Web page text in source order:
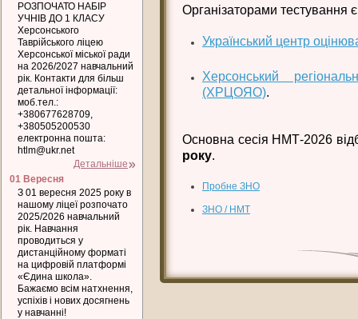
Організаторами тестування є
Український центр
Херсонський
(ХРЦОЯО).
Основна сесія НМТ-2026
року.
Пробне ЗНО
ЗНО / НМТ
РОЗПОЧАТО НАБІР
УЧНІВ ДО 1 КЛАСУ
Херсонського
Таврійського ліцею
Херсонської міської ради
на 2026/2027 навчальний
рік. Контакти для більш
детальної інформації:
моб.тел.:
+380677628709,
+380505200530
електронна пошта:
htlm@ukr.net
Детальніше
01 Вересня
З 01 вересня 2025 року в
нашому ліцеї розпочато
2025/2026 навчальний
рік. Навчання
проводиться у
дистанційному форматі
на цифровій платформі
«Єдина школа».
Бажаємо всім натхнення,
успіхів і нових досягнень
у навчанні!